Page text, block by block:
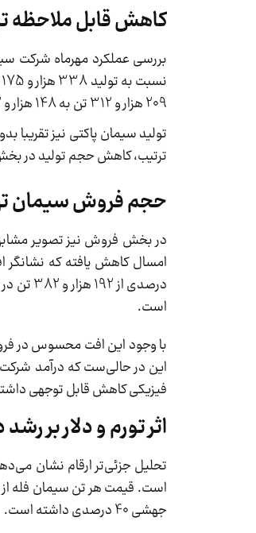
کاهش قابل ملاحظه
209 هزار و 312 تن به 148 هزار و 442 تن رسیده که معادل کاهش 29 درصدی است.
ترتیب، کاهش حجم تولید در
حجم فروش سیمان
است.
فیزیکی کاهش قابل توجهی
اثر تورم و دلار بر
تحلیل جزئی‌تر ارقام نشان
جهشی 40 درصدی داشته است.